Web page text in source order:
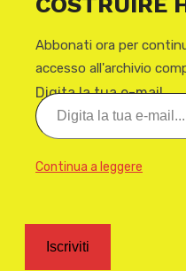
Abbonati ora per
accesso all'archivio
Digita la tua e-mail...
Continua a leggere
Iscriviti